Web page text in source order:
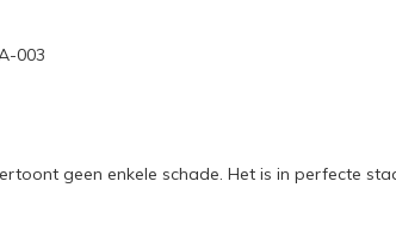
003
geen enkele schade. Het is in perfecte